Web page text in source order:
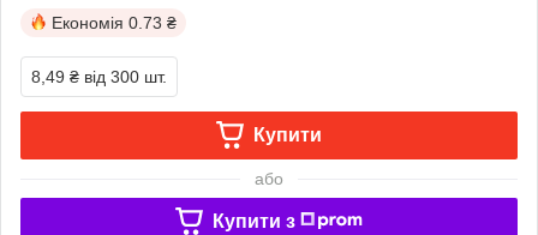
Економія 0.73 ₴
8,49 ₴ від 300 шт.
Купити
або
Купити з